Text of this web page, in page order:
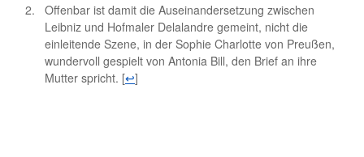
Offenbar ist damit die Auseinandersetzung zwischen
Leibniz und Hofmaler Delalandre gemeint, nicht die
einleitende Szene, in der Sophie Charlotte von Preußen,
wundervoll gespielt von Antonia Bill, den Brief an ihre
Mutter spricht. [↩]